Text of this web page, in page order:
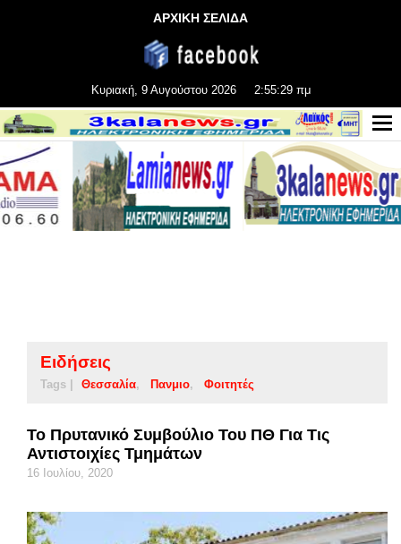
ΑΡΧΙΚΗ ΣΕΛΙΔΑ
Κυριακή, 9 Αυγούστου 2026 2:55:30 πμ
Ειδήσεις
Tags | Θεσσαλία Πανμιο Φοιτητές
Το Πρυτανικό Συμβούλιο Του ΠΘ Για Τις
Αντιστοιχίες Τμημάτων
16 Ιουλίου, 2020